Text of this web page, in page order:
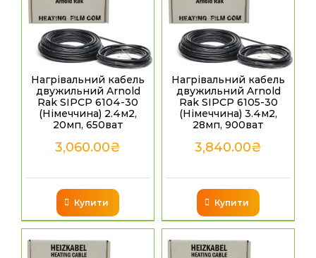
Нагрівальний кабель
двужильний Arnold
Rak SIPCP 6104-30
(Німеччина) 2.4м2,
20мп, 650ват
3,060.00₴
Купити
Нагрівальний кабель
двужильний Arnold
Rak SIPCP 6105-30
(Німеччина) 3.4м2,
28мп, 900ват
3,840.00₴
Купити